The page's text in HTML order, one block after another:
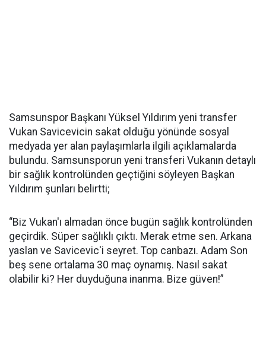
Samsunspor Başkanı Yüksel Yıldırım yeni transfer
Vukan Savicevicin sakat olduğu yönünde sosyal
medyada yer alan paylaşımlarla ilgili açıklamalarda
bulundu. Samsunsporun yeni transferi Vukanın detaylı
bir sağlık kontrolünden geçtiğini söyleyen Başkan
Yıldırım şunları belirtti;
“Biz Vukan'ı almadan önce bugün sağlık kontrolünden
geçirdik. Süper sağlıklı çıktı. Merak etme sen. Arkana
yaslan ve Savicevic'i seyret. Top canbazı. Adam Son
beş sene ortalama 30 maç oynamış. Nasıl sakat
olabilir ki? Her duyduğuna inanma. Bize güven!”